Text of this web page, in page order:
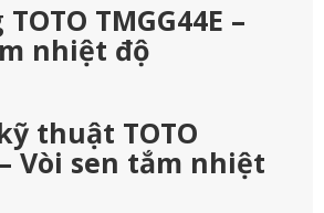
TMGG44E –
nhiệt độ
thuật TOTO
– Vòi sen tắm nhiệt